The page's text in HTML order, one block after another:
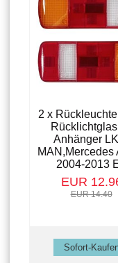
2 x
Anhänger
MAN,Mercedes
2004-2013
EUR
EUR 14.40